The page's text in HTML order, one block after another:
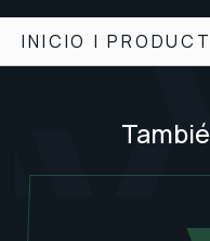
INICIO |